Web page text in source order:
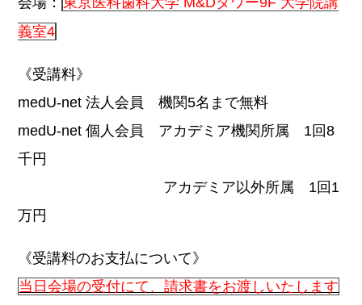
義室4
《受講料》
medU-net 法人会員 機関5名まで無料
medU-net 個人会員 アカデミア機関所属 1回8
千円
アカデミア以外所属 1回1
万円
《受講料のお支払について》
当日会場の受付にて、請求書をお渡しいたします